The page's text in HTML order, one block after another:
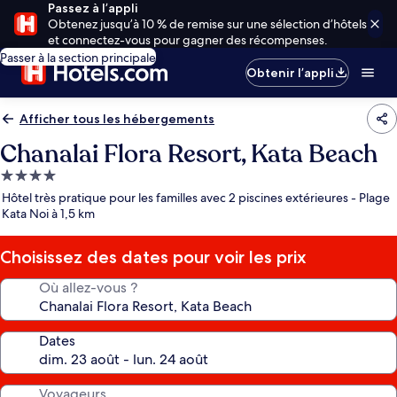
Passez à l’appli
Obtenez jusqu’à 10 % de remise sur une sélection d’hôtels
et connectez-vous pour gagner des récompenses.
Passer à la section principale
Obtenir l’appli
Afficher tous les hébergements
Chanalai Flora Resort, Kata Beach
Hébergement
4.0 étoiles
Hôtel très pratique pour les familles avec 2 piscines extérieures - Plage
Kata Noi à 1,5 km
Choisissez des dates pour voir les prix
Où allez-vous ?
Dates